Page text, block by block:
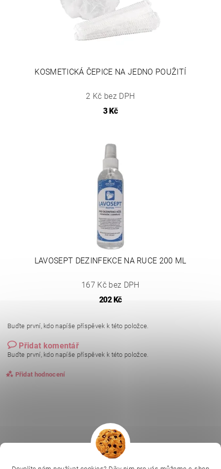
KOSMETICKÁ ČEPICE NA JEDNO POUŽITÍ
2 Kč bez DPH
3 Kč
LAVOSEPT DEZINFEKCE NA RUCE 200 ML
167 Kč bez DPH
202 Kč
Buďte první, kdo napíše příspěvek k této položce.
Přidat komentář
Buďte první, kdo napíše příspěvek k této položce.
Přidat hodnocení
L.C.P. Paris |